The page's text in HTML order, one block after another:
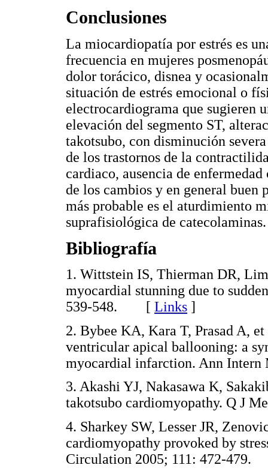
Conclusiones
La miocardiopatía por estrés es
frecuencia en mujeres
dolor torácico, disnea y
situación de estrés emocional o
electrocardiograma que sugieren
elevación del segmento ST,
takotsubo, con disminución
de los trastornos de la
cardiaco, ausencia de
de los cambios y en general
más probable es el aturdimiento
suprafisiológica de catecolaminas.
Bibliografía
1. Wittstein IS, Thierman DR,
myocardial stunning due to
539-548. [ Links ]
2. Bybee KA, Kara T, Prasad A,
ventricular apical ballooning: a
myocardial infarction. Ann
3. Akashi YJ, Nakasawa K,
takotsubo cardiomyopathy. Q
4. Sharkey SW, Lesser JR,
cardiomyopathy provoked by
Circulation 2005; 111: 472-